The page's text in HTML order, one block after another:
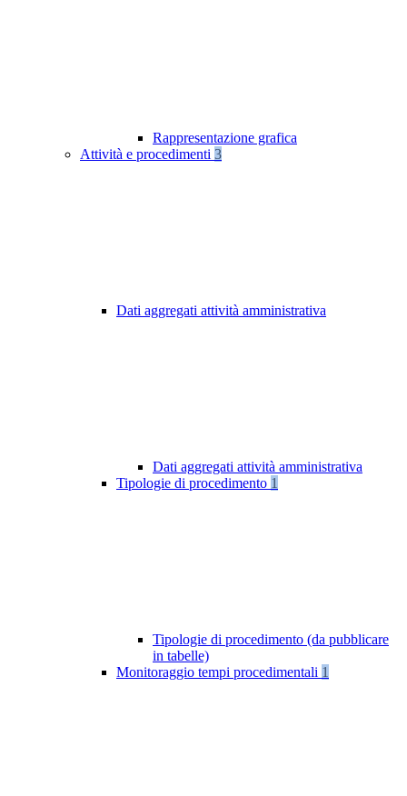
Rappresentazione grafica
Attività e procedimenti 3
Dati aggregati attività amministrativa
Dati aggregati attività amministrativa
Tipologie di procedimento 1
Tipologie di procedimento (da pubblicare
in tabelle)
Monitoraggio tempi procedimentali 1